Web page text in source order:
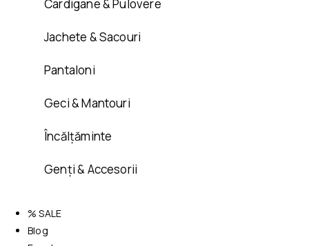
Cardigane & Pulovere
Jachete & Sacouri
Pantaloni
Geci & Mantouri
Încălțăminte
Genți & Accesorii
% SALE
Blog